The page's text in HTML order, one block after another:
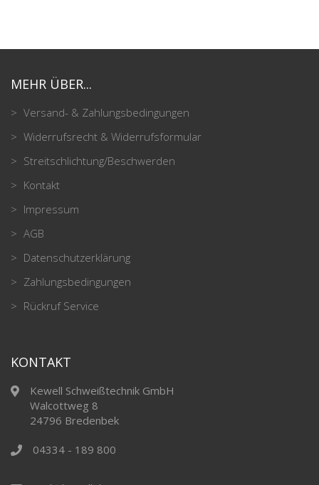
MEHR ÜBER...
Versand- & Zahlungsbedingungen
Widerrufsrecht & Widerrufsformular
Streitschlichtung/Beschwerden
Kontakt
Impressum
AGB
Datenschutzerklärung
Zahlungsbedingungen
Rückruf Service
KONTAKT
Kewell Schweißtechnik GmbH
Walcottweg 8
24796 Bredenbek
04334 - 189 800